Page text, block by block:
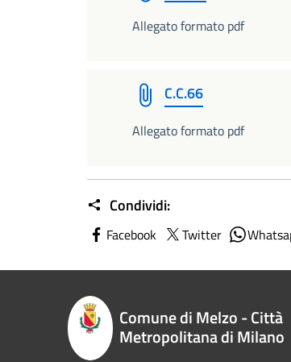
Allegato formato pdf
C.C.66
Allegato formato pdf
Condividi:
Facebook Twitter
Comune di Melzo - Città
Metropolitana di Milano